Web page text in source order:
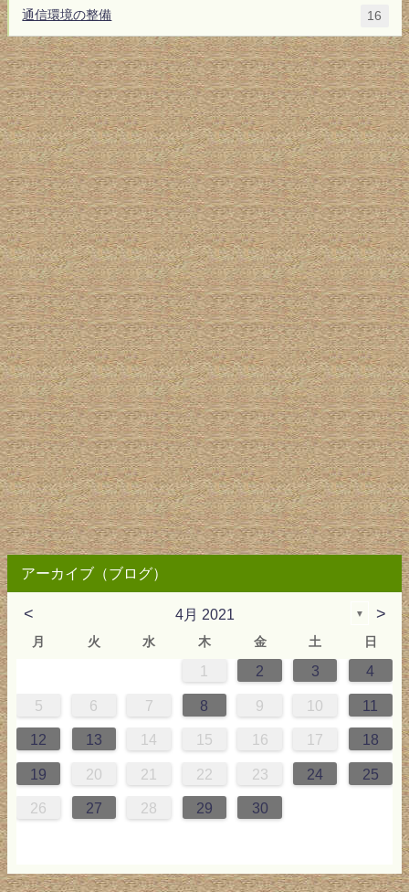
通信環境の整備 16
アーカイブ（ブログ）
< 4月 2021 ▼ >
月 火 水 木 金 土 日
1 2 3 4
5 6 7 8 9 10 11
12 13 14 15 16 17 18
19 20 21 22 23 24 25
26 27 28 29 30